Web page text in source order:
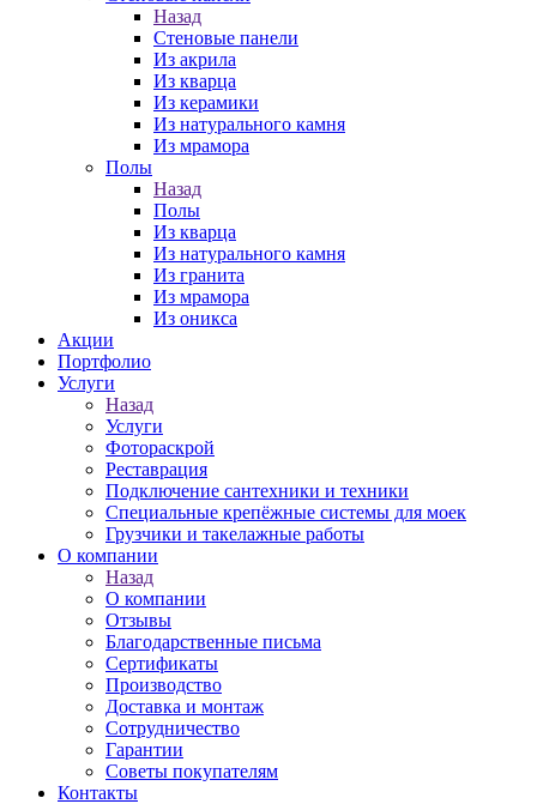
Назад
Стеновые панели
Из акрила
Из кварца
Из керамики
Из натурального камня
Из мрамора
Полы
Назад
Полы
Из кварца
Из натурального камня
Из гранита
Из мрамора
Из оникса
Акции
Портфолио
Услуги
Назад
Услуги
Фотораскрой
Реставрация
Подключение сантехники и техники
Специальные крепёжные системы для моек
Грузчики и такелажные работы
О компании
Назад
О компании
Отзывы
Благодарственные письма
Сертификаты
Производство
Доставка и монтаж
Сотрудничество
Гарантии
Советы покупателям
Контакты